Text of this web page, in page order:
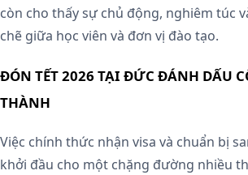
còn cho thấy sự chủ động, nghiêm túc
chẽ giữa học viên và đơn vị đào tạo.
ĐÓN TẾT 2026 TẠI ĐỨC ĐÁNH DẤU
THÀNH
Việc chính thức nhận visa và chuẩn bị
khởi đầu cho một chặng đường nhiều